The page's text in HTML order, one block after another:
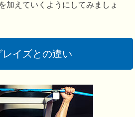
加えていくようにしてみましょ
イズとの違い